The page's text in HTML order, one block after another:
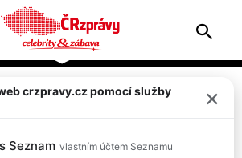
šla s Rozárkou na
crzpravy.cz pomocí služby
×
Seznam vlastním účtem Seznamu